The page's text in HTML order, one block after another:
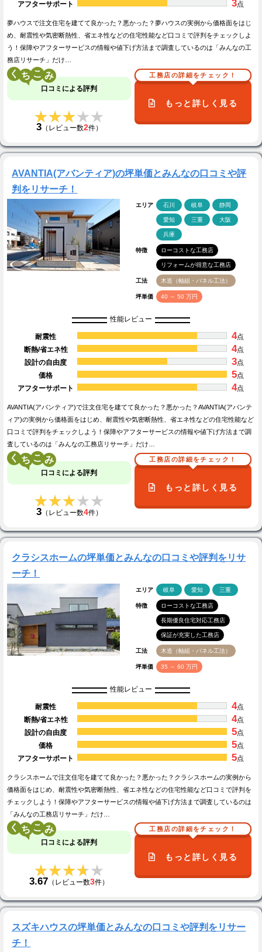
アフターサポート 3点
夢ハウスで注文住宅を建てて良かった？悪かった？夢ハウスの実例から価格面をはじ
め、耐震性や気密断熱性、省エネ性などの住宅性能など口コミで評判をチェックしよ
う！保障やアフターサービスの情報や値下げ方法まで調査しているのは「みんなの工
務店リサーチ」だけ…
く こ
口コミによる評判
★★★★★
★★★★★
3（レビュー数2件）
工務店の詳細をチェック！
もっと詳しく見る
AVANTIA(アバンティア)の坪単価とみんなの口コミや評
判をリサーチ！
エリア 石川 岐阜 静岡
愛知 三重 大阪
兵庫
特徴 ローコストな工務店
リフォームが得意な工務店
工法 木造（軸組・パネル工法）
坪単価 40 ～ 50 万円
性能レビュー
耐震性 4点
断熱/省エネ性
4点
設計の自由度
3点
価格
5点
アフターサポート
4点
AVANTIA(アバンティア)で注文住宅を建てて良かった？悪かった？AVANTIA(アバンテ
ィア)の実例から価格面をはじめ、耐震性や気密断熱性、省エネ性などの住宅性能など
口コミで評判をチェックしよう！保障やアフターサービスの情報や値下げ方法まで調
査しているのは「みんなの工務店リサーチ」だけ…
く こ
口コミによる評判
★★★★★
★★★★★
3（レビュー数4件）
工務店の詳細をチェック！
もっと詳しく見る
クラシスホームの坪単価とみんなの口コミや評判をリサ
ーチ！
エリア 岐阜 愛知 三重
特徴 ローコストな工務店
長期優良住宅対応工務店
保証が充実した工務店
工法 木造（軸組・パネル工法）
坪単価 35 ～ 60 万円
性能レビュー
耐震性 4点
断熱/省エネ性
4点
設計の自由度
5点
価格
5点
アフターサポート
5点
クラシスホームで注文住宅を建てて良かった？悪かった？クラシスホームの実例から
価格面をはじめ、耐震性や気密断熱性、省エネ性などの住宅性能など口コミで評判を
チェックしよう！保障やアフターサービスの情報や値下げ方法まで調査しているのは
「みんなの工務店リサーチ」だけ…
く こ
口コミによる評判
★★★★★
★★★★★
3.67 （レビュー数3件）
工務店の詳細をチェック！
もっと詳しく見る
スズキハウスの坪単価とみんなの口コミや評判をリサー
チ！